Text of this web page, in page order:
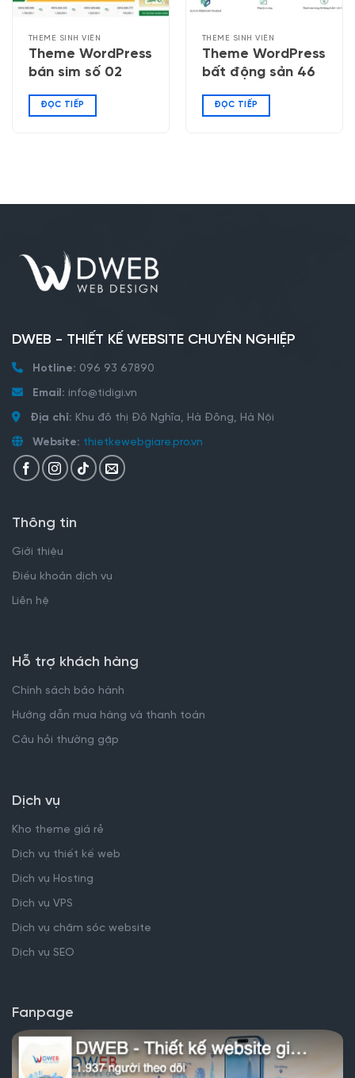
THEME SINH VIÊN
Theme WordPress
bán sim số 02
ĐỌC TIẾP
THEME SINH VIÊN
Theme WordPress
bất động sản 46
ĐỌC TIẾP
DWEB - THIẾT KẾ WEBSITE CHUYÊN NGHIỆP
Hotline: 096 93 67890
Email: info@tidigi.vn
Địa chỉ: Khu đô thị Đô Nghĩa, Hà Đông, Hà Nội
Website: thietkewebgiare.pro.vn
Thông tin
Giới thiệu
Điều khoản dịch vụ
Liên hệ
Hỗ trợ khách hàng
Chính sách bảo hành
Hướng dẫn mua hàng và thanh toán
Câu hỏi thường gặp
Dịch vụ
Kho theme giá rẻ
Dịch vụ thiết kế web
Dịch vụ Hosting
Dịch vụ VPS
Dịch vụ chăm sóc website
Dịch vụ SEO
Fanpage